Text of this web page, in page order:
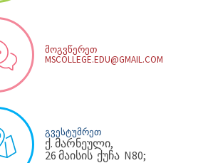
ᲛᲝᲒᲕᲬᲔᲠᲔᲗ
MSCOLLEGE.EDU@GMAIL.COM
ᲒᲕᲔᲡᲢᲣᲛᲠᲔᲗ
ქ. მარნეული,
26 მაისის ქუჩა N80;